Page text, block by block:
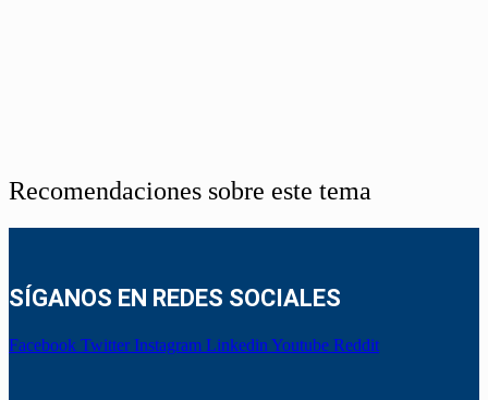
Recomendaciones sobre este tema
SÍGANOS EN REDES SOCIALES
Facebook Twitter Instagram Linkedin Youtube Reddit